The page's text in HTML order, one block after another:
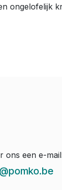
ongelofelijk
ons een e-